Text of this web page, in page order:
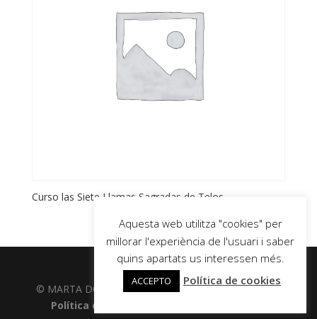
Curso las Siete Llamas Sagradas de Telos
© MARTA DOMÈNECH GISPERT 2020 |Avís legal|
Política de cookies |
Aquesta web utilitza "cookies" per
millorar l'experiència de l'usuari i saber
quins apartats us interessen més.
ACCEPTO Política de cookies